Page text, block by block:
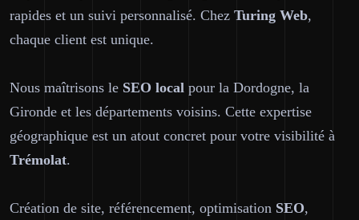
rapides et un suivi personnalisé. Chez Turing Web,
chaque client est unique.
Nous maîtrisons le SEO local pour la Dordogne, la
Gironde et les départements voisins. Cette expertise
géographique est un atout concret pour votre visibilité à
Trémolat.
Création de site, référencement, optimisation SEO,